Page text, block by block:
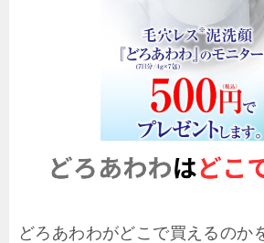
どろあわわがどこで買えるのか